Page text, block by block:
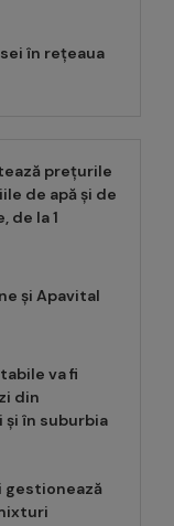
în rețeaua
prețurile
de apă și de
de la 1
și Apavital
va fi
din
și în suburbia
gestionează